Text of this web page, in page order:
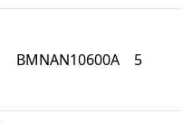
BMNAN10600A 5